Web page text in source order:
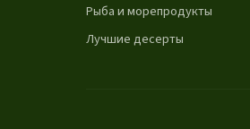
Рыба и морепродукты
Лучшие десерты